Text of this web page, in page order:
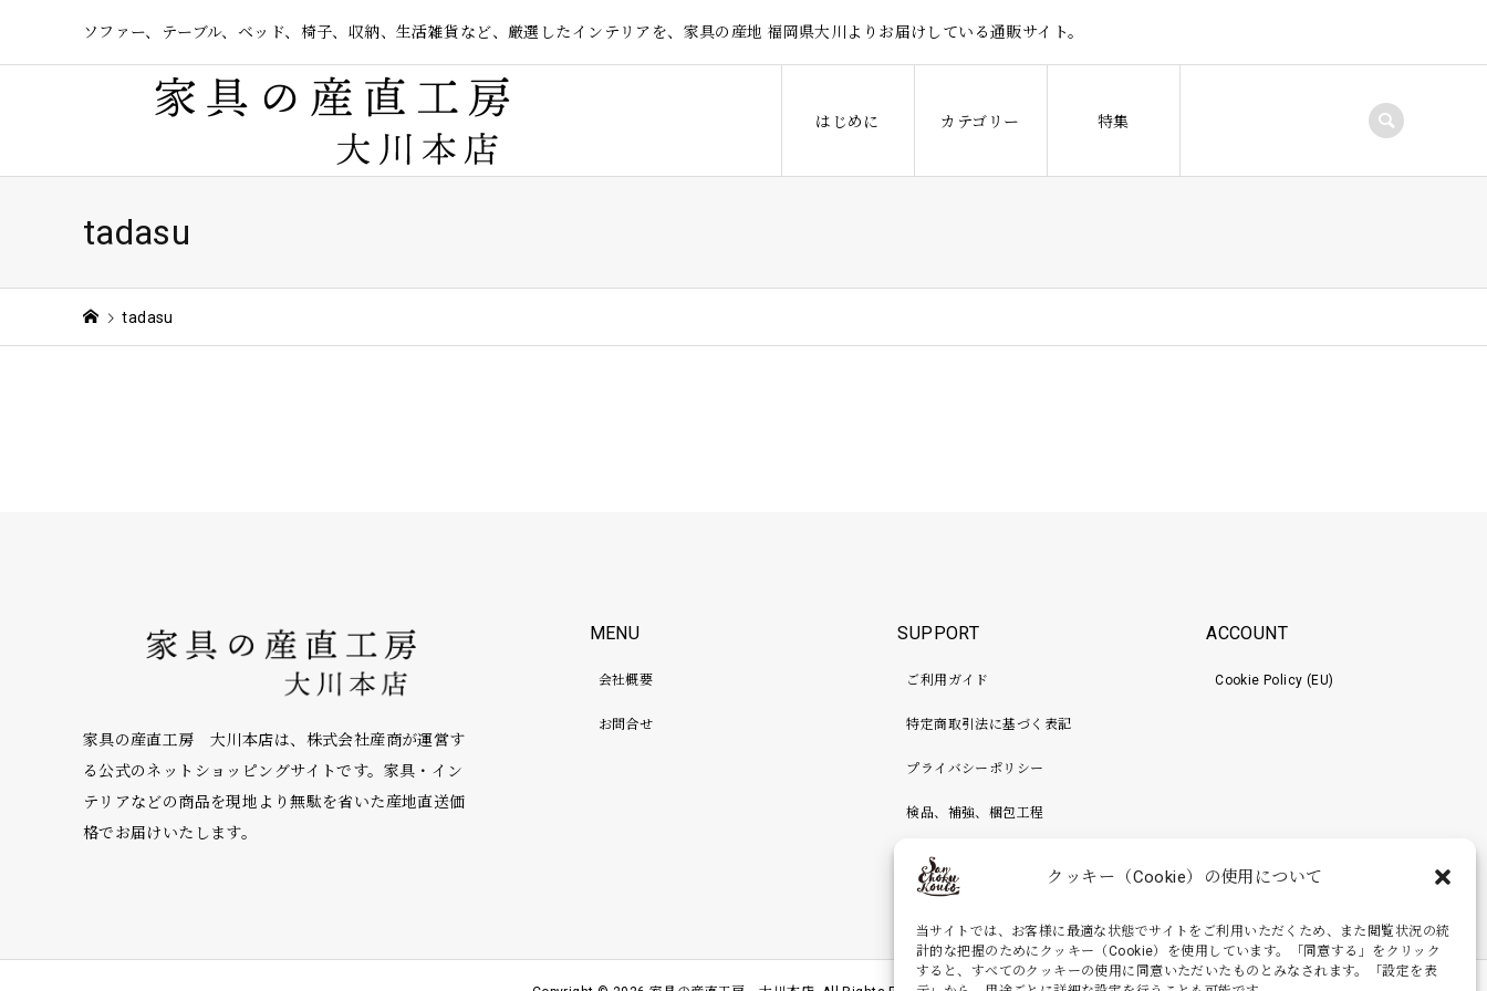
クッキー（Cookie）の使用について
当サイトでは、お客様に最適な状態でサイトをご利用いただくため、また閲覧状況の統
計的な把握のためにクッキー（Cookie）を使用しています。「同意する」をクリック
すると、すべてのクッキーの使用に同意いただいたものとみなされます。「設定を表
ソファー、テーブル、ベッド、椅子、収納、生活雑貨など、厳選したインテリアを、家具の産地 福岡県大川よりお届けしている通販サイト。
はじめに カテゴリー 特集
tadasu
tadasu
家具の産直工房 大川本店は、株式会社産商が運営す
る公式のネットショッピングサイトです。家具・イン
テリアなどの商品を現地より無駄を省いた産地直送価
格でお届けいたします。
MENU
会社概要
お問合せ
SUPPORT
ご利用ガイド
特定商取引法に基づく表記
プライバシーポリシー
検品、補強、梱包工程
ACCOUNT
Cookie Policy (EU)